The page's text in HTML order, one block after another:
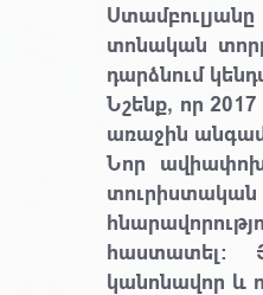
տոնական
դարձնում
Նշենք, որ
առաջին
Նոր
հաստատել:
կանոնավոր և